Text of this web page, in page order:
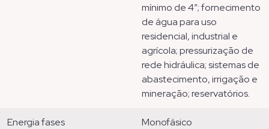
mínimo de 4”; fornecimento
de água para uso
residencial, industrial e
agrícola; pressurização de
rede hidráulica; sistemas de
abastecimento, irrigação e
mineração; reservatórios.
energia fases monofásico